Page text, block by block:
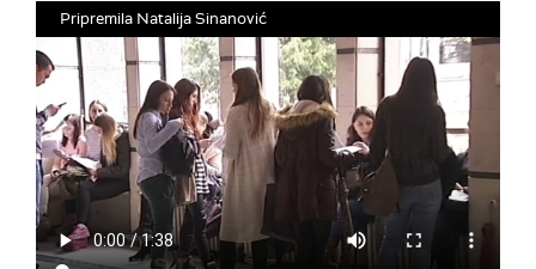
Pripremila Natalija Sinanović